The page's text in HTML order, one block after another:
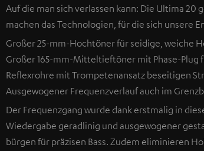
Auf die man sich verlassen kann: Die Ultima 20
machen das Technologien, für die sich unsere
Großer 25-mm-Hochtöner für seidige, weiche
Großer 165-mm-Mitteltieftöner mit Phase-Plug
Reflexrohre mit Trompetenansatz beseitigen
Ausgewogener Frequenzverlauf auch im
Der Frequenzgang wurde dank erstmalig in
Wiedergabe geradlinig und ausgewogener
bürgen für präzisen Bass. Zudem eliminieren